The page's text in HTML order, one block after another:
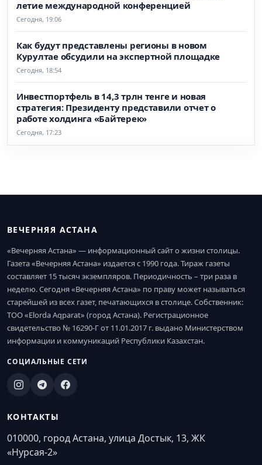
летие международной конференцией
Сегодня, 19:06
Как будут представлены регионы в новом
Курултае обсудили на экспертной площадке
Сегодня, 18:54
Инвестпортфель в 14,3 трлн тенге и новая
стратегия: Президенту представили отчет о
работе холдинга «Байтерек»
Сегодня, 17:23
ВЕЧЕРНЯЯ АСТАНА
«Вечерняя Астана» — информационный сайт о жизни столицы.
Газета «Вечерняя Астана» издается с 1990 года. Тираж газеты
составляет 15 тысяч экземпляров. Периодичность – три раза в
неделю. Сегодня «Вечерняя Астана» по праву может называться
старейшей из всех газет, печатающихся в столице. Собственник:
ТОО «Elorda Aqparat» (город Астана). Регистрационное
свидетельство № 16290-Г от 11.01.2017 г. выдано Министерством
информации и коммуникаций Республики Казахстан.
СОЦИАЛЬНЫЕ СЕТИ
КОНТАКТЫ
010000, город Астана, улица Достык, 13, ЖК
«Нурсая-2»